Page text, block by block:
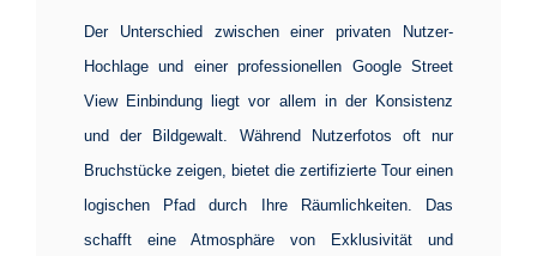
Der Unterschied zwischen einer privaten Nutzer-
Hochlage und einer professionellen Google Street
View Einbindung liegt vor allem in der Konsistenz
und der Bildgewalt. Während Nutzerfotos oft nur
Bruchstücke zeigen, bietet die zertifizierte Tour einen
logischen Pfad durch Ihre Räumlichkeiten. Das
schafft eine Atmosphäre von Exklusivität und